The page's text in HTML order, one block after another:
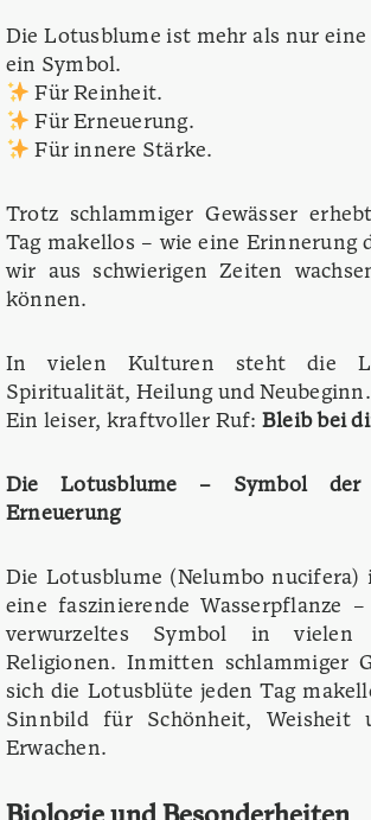
Die Lotusblume ist mehr als nur
ein Symbol.
Für Reinheit.
Für Erneuerung.
Für innere Stärke.
Trotz schlammiger Gewässer
Tag makellos – wie eine Erinnerung
wir aus schwierigen Zeiten
können.
In vielen Kulturen steht die
Spiritualität, Heilung und Neubeginn.
Ein leiser, kraftvoller Ruf: Bleib bei
Die Lotusblume – Symbol
Erneuerung
Die Lotusblume (Nelumbo nucifera)
eine faszinierende Wasserpflanze
verwurzeltes Symbol in vielen
Religionen. Inmitten schlammiger
sich die Lotusblüte jeden Tag
Sinnbild für Schönheit, Weisheit
Erwachen.